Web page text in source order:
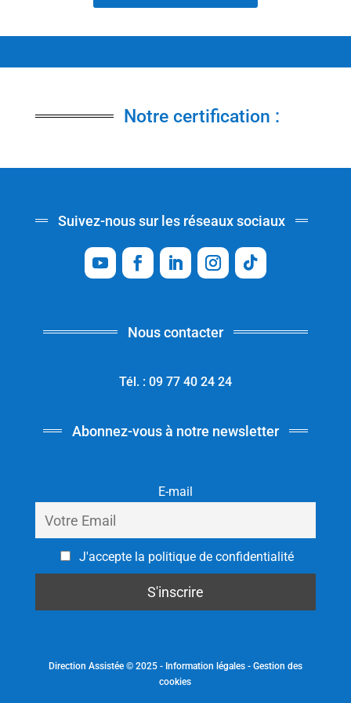
Notre certification :
Suivez-nous sur les réseaux sociaux
Nous contacter
Tél. : 09 77 40 24 24
Abonnez-vous à notre newsletter
E-mail
J'accepte la politique de confidentialité
Direction Assistée © 2025 - Information légales- Gestion des
cookies